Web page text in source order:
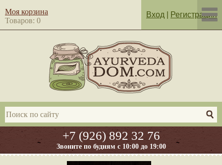
+7 (926) 892 32 76
Звоните по будням с 10:00 до 19:00
Моя корзина
Товаров: 0
Вход Регистрация